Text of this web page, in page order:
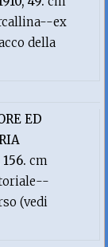
ex
della
ED
156.cm
(vedi